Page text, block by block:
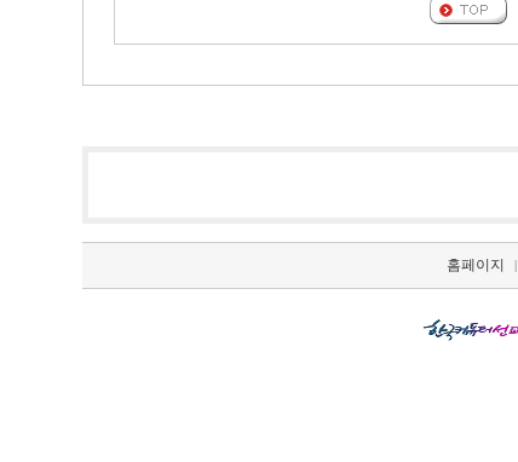
홈페이지 |